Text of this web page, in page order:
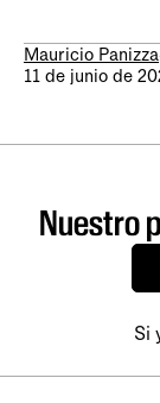
Mauricio Panizza
11 de junio de
Nuestro
Si